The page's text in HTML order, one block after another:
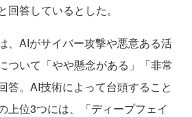
答しているとした。
、AIがサイバー攻撃や悪意ある活
ついて「やや懸念がある」「非常
答。AI技術によって台頭すること
上位3つには、「ディープフェイ